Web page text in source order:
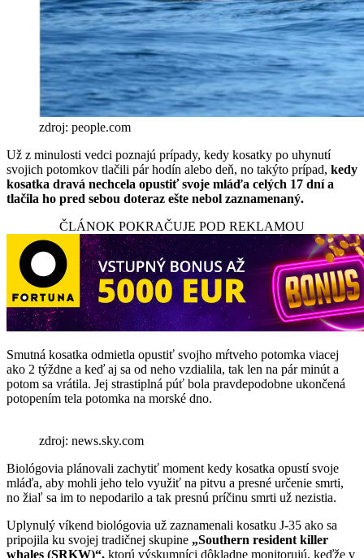
zdroj: people.com
Už z minulosti vedci poznajú prípady, kedy kosatky po uhynutí
svojich potomkov tlačili pár hodín alebo deň, no takýto prípad, kedy
kosatka dravá nechcela opustiť svoje mláďa celých 17 dní a
tlačila ho pred sebou doteraz ešte nebol zaznamenaný.
ČLÁNOK POKRAČUJE POD REKLAMOU
Smutná kosatka odmietla opustiť svojho mŕtveho potomka viacej
ako 2 týždne a keď aj sa od neho vzdialila, tak len na pár minút a
potom sa vrátila. Jej strastiplná púť bola pravdepodobne ukončená
potopením tela potomka na morské dno.
zdroj: news.sky.com
Biológovia plánovali zachytiť moment kedy kosatka opustí svoje
mláďa, aby mohli jeho telo využiť na pitvu a presné určenie smrti,
no žiaľ sa im to nepodarilo a tak presnú príčinu smrti už nezistia.
Uplynulý víkend biológovia už zaznamenali kosatku J-35 ako sa
pripojila ku svojej tradičnej skupine „Southern resident killer
whales (SRKW)“, ktorú výskumníci dôkladne monitorujú, keďže v